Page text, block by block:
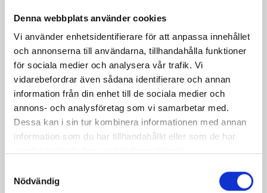
Denna webbplats använder cookies
Vi använder enhetsidentifierare för att anpassa innehållet
och annonserna till användarna, tillhandahålla funktioner
för sociala medier och analysera vår trafik. Vi
vidarebefordrar även sådana identifierare och annan
information från din enhet till de sociala medier och
annons- och analysföretag som vi samarbetar med.
Dessa kan i sin tur kombinera informationen med annan
information som du har tillhandahållit eller som de har
Nödvändig
Laxrullar med
pepparrotscrème
Smördegssnurror